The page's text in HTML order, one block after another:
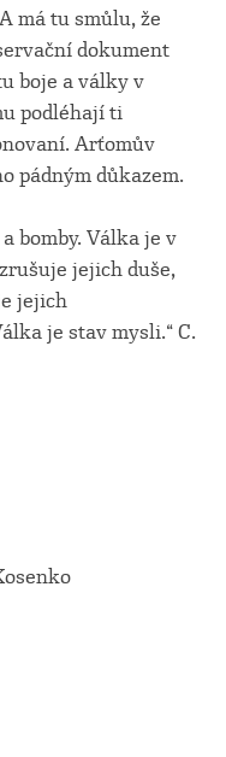
má tu smůlu, že
dokument
boje a války v
podléhají ti
Arťomův
pádným důkazem.
bomby. Válka je v
jejich duše,
jejich
je stav mysli.“ C.